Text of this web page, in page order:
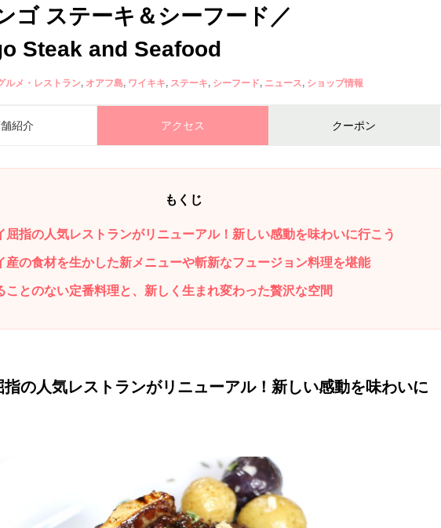
ゴ ステーキ＆シーフード／
Steak and Seafood
ルメ・レストラン オアフ島 ワイキキ ステーキ シーフード ニュース ショップ情報
紹介 アクセス クーポン
もくじ
屈指の人気レストランがリニューアル！新しい感動を味わいに行こう
産の食材を生かした新メニューや斬新なフュージョン料理を堪能
ことのない定番料理と、新しく生まれ変わった贅沢な空間
指の人気レストランがリニューアル！新しい感動を味わいに